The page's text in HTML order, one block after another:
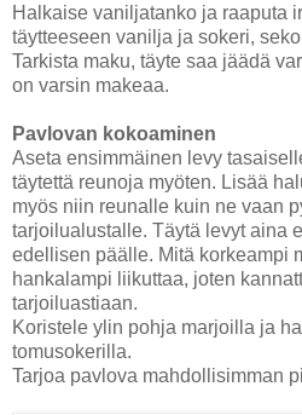
Halkaise vaniljatanko ja raaputa
täytteeseen vanilja ja sokeri,
Tarkista maku, täyte saa jäädä
on varsin makeaa.
Pavlovan kokoaminen
Aseta ensimmäinen levy
täytettä reunoja myöten. Lisää
myös niin reunalle kuin ne vaan
tarjoilualustalle. Täytä levyt aina
edellisen päälle. Mitä korkeampi
hankalampi liikuttaa, joten
tarjoiluastiaan.
Koristele ylin pohja marjoilla ja
tomusokerilla.
Tarjoa pavlova mahdollisimman